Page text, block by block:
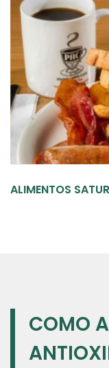
ALIMENTOS
COMO